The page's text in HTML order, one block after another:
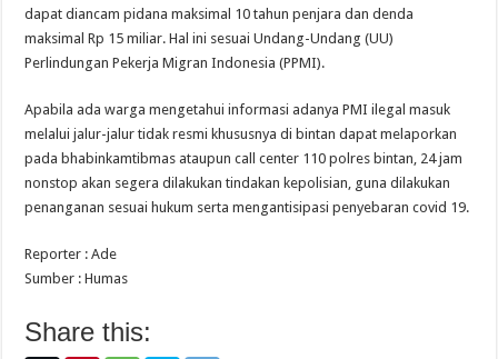
dapat diancam pidana maksimal 10 tahun penjara dan denda
maksimal Rp 15 miliar. Hal ini sesuai Undang-Undang (UU)
Perlindungan Pekerja Migran Indonesia (PPMI).
Apabila ada warga mengetahui informasi adanya PMI ilegal masuk
melalui jalur-jalur tidak resmi khususnya di bintan dapat melaporkan
pada bhabinkamtibmas ataupun call center 110 polres bintan, 24 jam
nonstop akan segera dilakukan tindakan kepolisian, guna dilakukan
penanganan sesuai hukum serta mengantisipasi penyebaran covid 19.
Reporter : Ade
Sumber : Humas
Share this: